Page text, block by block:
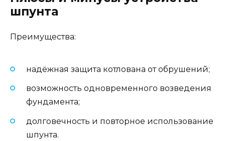
шпунта
Преимущества:
надёжная защита котлована от обрушений;
возможность одновременного возведения
фундамента;
долговечность и повторное использование
шпунта.